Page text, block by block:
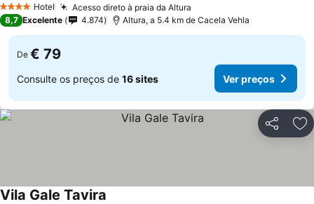
4 EstrelasHotel Acesso direto à praia da Altura
8,7 Excelente 4.874 Altura, a 5.4 km de Cacela Vehla
De € 79
Consulte os preços de 16 sites Ver preços
Partilhar
Vila Gale Tavira